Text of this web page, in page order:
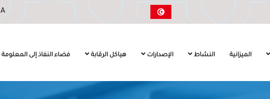
A
الميزانية النشاط الإصدارات هياكل الرقابة فضاء النفاذ إلى المعلومة